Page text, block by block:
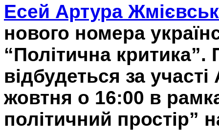
Есей Артура
нового номера
“Політична критика”.
відбудеться за
жовтня о 16:00 в
політичний простір”